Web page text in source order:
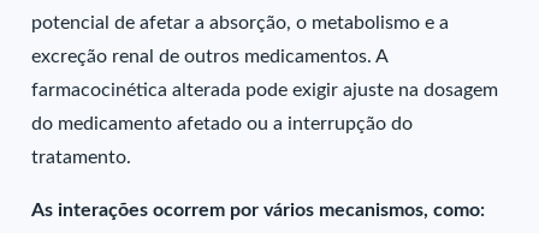
potencial de afetar a absorção, o metabolismo e a
excreção renal de outros medicamentos. A
farmacocinética alterada pode exigir ajuste na dosagem
do medicamento afetado ou a interrupção do
tratamento.
As interações ocorrem por vários mecanismos, como: